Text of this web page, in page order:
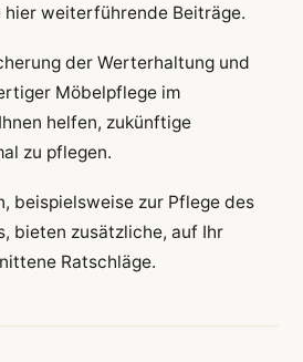
weiterführende Beiträge.
der Werterhaltung und
Möbelpflege im
helfen, zukünftige
zu pflegen.
beispielsweise zur Pflege des
bieten zusätzliche, auf Ihr
Ratschläge.